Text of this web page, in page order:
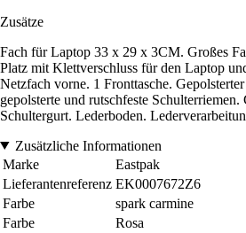
Zusätze
Fach für Laptop 33 x 29 x 3CM. Großes
Platz mit Klettverschluss für den Laptop
Netzfach vorne. 1 Fronttasche.
gepolsterte und rutschfeste Schulterriemen.
Schultergurt. Lederboden.
Zusätzliche Informationen
Marke
Eastpak
Lieferantenreferenz EK0007672Z6
Farbe
spark carmine
Farbe
Rosa